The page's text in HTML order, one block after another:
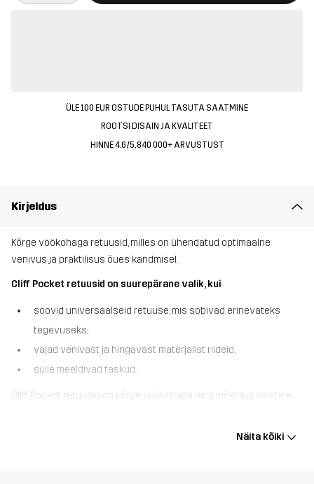
ÜLE 100 EUR OSTUDE PUHUL TASUTA SAATMINE
ROOTSI DISAIN JA KVALITEET
HINNE 4.6/5, 840 000+ ARVUSTUST
Kirjeldus
Kõrge vöökohaga retuusid, milles on ühendatud optimaalne
venivus ja praktilisus õues kandmisel.
Cliff Pocket retuusid on suurepärane valik, kui
soovid universaalseid retuuse, mis sobivad erinevateks
tegevuseks;
vajad venivast ja hingavast materjalist riideid;
sulle meeldivad taskud.
Cliff Pocket retuusid on kõrge vöökohaga ning mõeldud naistele,
Näita kõiki